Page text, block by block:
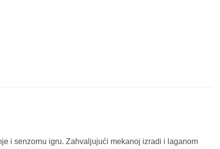
i senzornu igru. Zahvaljujući mekanoj izradi i laganom